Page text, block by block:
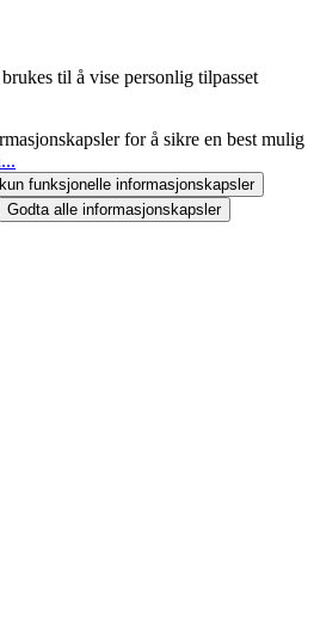
til å vise personlig tilpasset
for å sikre en best mulig
funksjonelle informasjonskapsler
Godta alle informasjonskapsler